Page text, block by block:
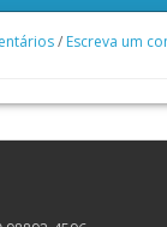
/ Escreva um